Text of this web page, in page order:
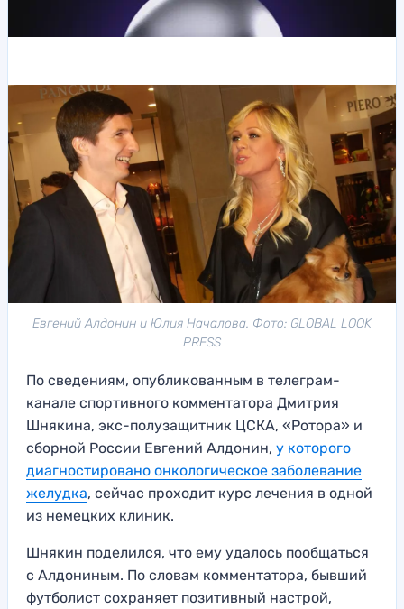
Евгений Алдонин и Юлия Началова. Фото: GLOBAL LOOK
PRESS
По сведениям, опубликованным в телеграм-
канале спортивного комментатора Дмитрия
Шнякина, экс-полузащитник ЦСКА, «Ротора» и
сборной России Евгений Алдонин, у которого
диагностировано онкологическое заболевание
желудка, сейчас проходит курс лечения в одной
из немецких клиник.
Шнякин поделился, что ему удалось пообщаться
с Алдониным. По словам комментатора, бывший
футболист сохраняет позитивный настрой,